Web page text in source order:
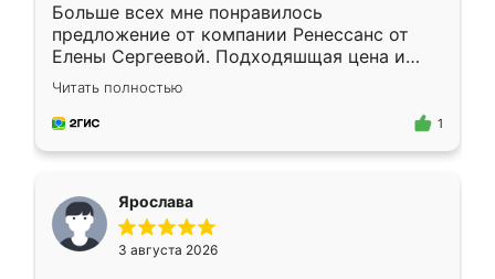
Больше всех мне понравилось
предложение от компании Ренессанс от
Елены Сергеевой. Подходяшщая цена и
короткие сроки изготовления. Приехавший
для замера сотрудник Владислав
предложил по моему эскизу самый
Читать полностью
1
Ярослава
3 августа 2026